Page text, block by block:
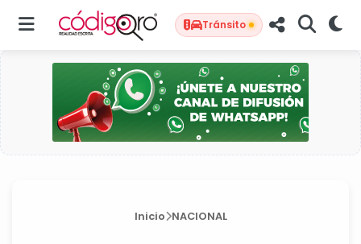
Tránsito
Inicio NACIONAL